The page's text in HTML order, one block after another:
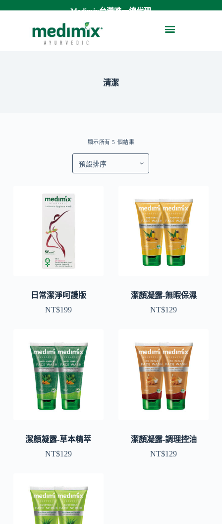
跳
Medimix台灣唯一總代理
清潔
顯示所有 5 個結果
日常潔淨呵護版
NT$199
潔顏凝露-無暇保濕
NT$129
潔顏凝露-草本精萃
NT$129
潔顏凝露-調理控油
NT$129